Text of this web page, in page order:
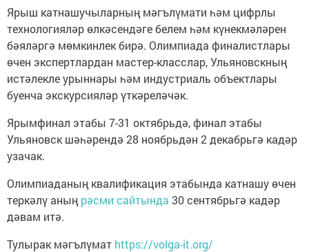
Ярыш катнашучыларның мәгълүмати һәм цифрлы
технологияләр өлкәсендәге белем һәм күнекмәләрен
бәяләргә мөмкинлек бирә. Олимпиада финалистлары
өчен экспертлардан мастер-класслар, Ульяновскның
истәлекле урыннары һәм индустриаль объектлары
буенча экскурсияләр үткәреләчәк.
Ярымфинал этабы 7-31 октябрьдә, финал этабы
Ульяновск шәһәрендә 28 ноябрьдән 2 декабрьгә кадәр
узачак.
Олимпиаданың квалификация этабында катнашу өчен
теркәлү аның рәсми сайтында 30 сентябрьгә кадәр
дәвам итә.
Тулырак мәгълүмат https://volga-it.org/